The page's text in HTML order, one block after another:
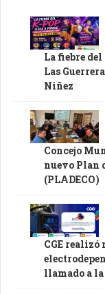
La fiebre
Las
Niñez
Concejo
nuevo Plan
(PLADECO)
CGE realizó
llamado a